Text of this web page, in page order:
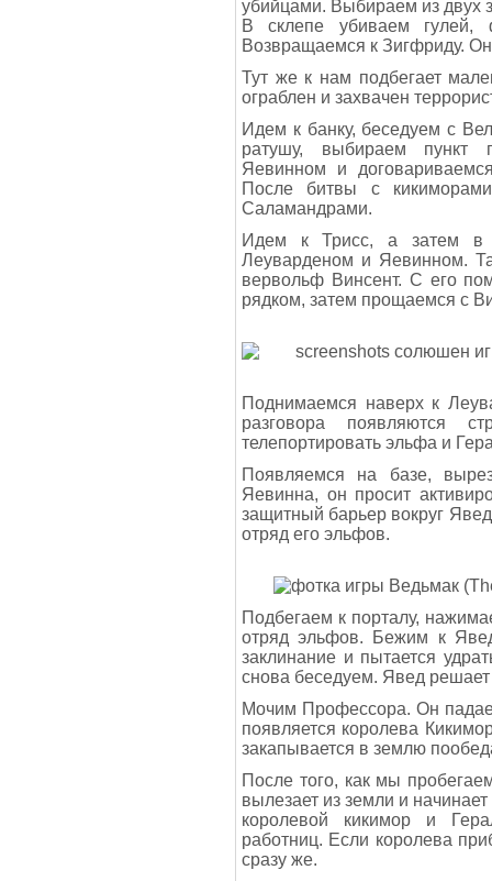
убийцами. Выбираем из двух
В склепе убиваем гулей,
Возвращаемся к Зигфриду.
Тут же к нам подбегает
ограблен и захвачен
Идем к банку, беседуем с
ратушу, выбираем пункт
Яевинном и
После битвы с
Саламандрами.
Идем к Трисс, а затем в
Леуварденом и Яевинном.
вервольф Винсент. С его
рядком, затем прощаемся с
Поднимаемся наверх к
разговора появляются
телепортировать эльфа и
Появляемся на базе,
Яевинна, он просит
защитный барьер вокруг
отряд его эльфов.
Подбегаем к порталу,
отряд эльфов. Бежим к
заклинание и пытается
снова беседуем. Явед
Мочим Профессора. Он
появляется королева
закапывается в землю
После того, как мы
вылезает из земли и
королевой кикимор и
работниц. Если королева
сразу же.